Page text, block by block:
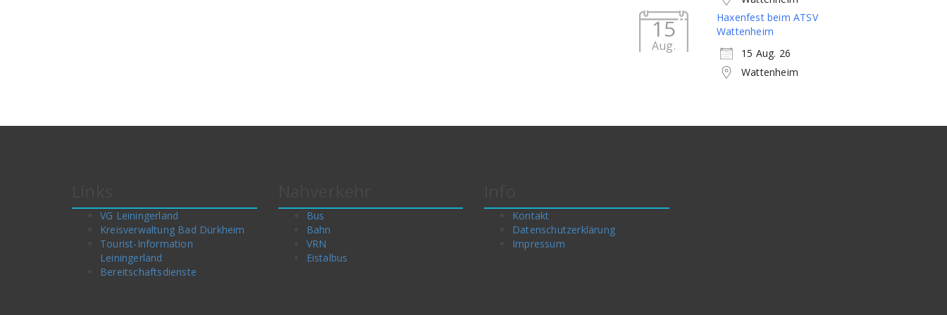
15
Aug.
Haxenfest beim ATSV
Wattenheim
15 Aug. 26
Wattenheim
VG Leiningerland
Kreisverwaltung Bad Dürkheim
Tourist-Information
Leiningerland
Bereitschaftsdienste
Bus
Bahn
VRN
Eistalbus
Kontakt
Datenschutzerklärung
Impressum